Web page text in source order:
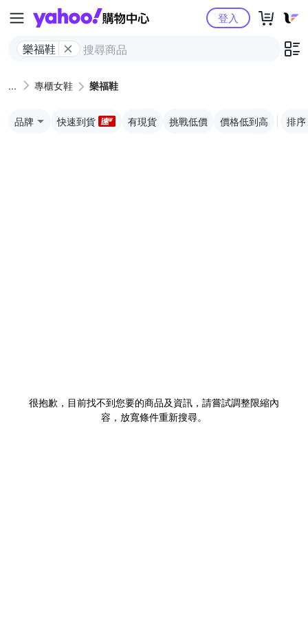
Yahoo購物中心
樂福鞋
登入
專櫃女鞋 樂福鞋
品牌 快速到貨 有現貨 挑戰低價 價格低到高 排序
很抱歉，目前找不到您要的商品及資訊，請嘗試調整限縮內
容，放寬條件重新搜尋。